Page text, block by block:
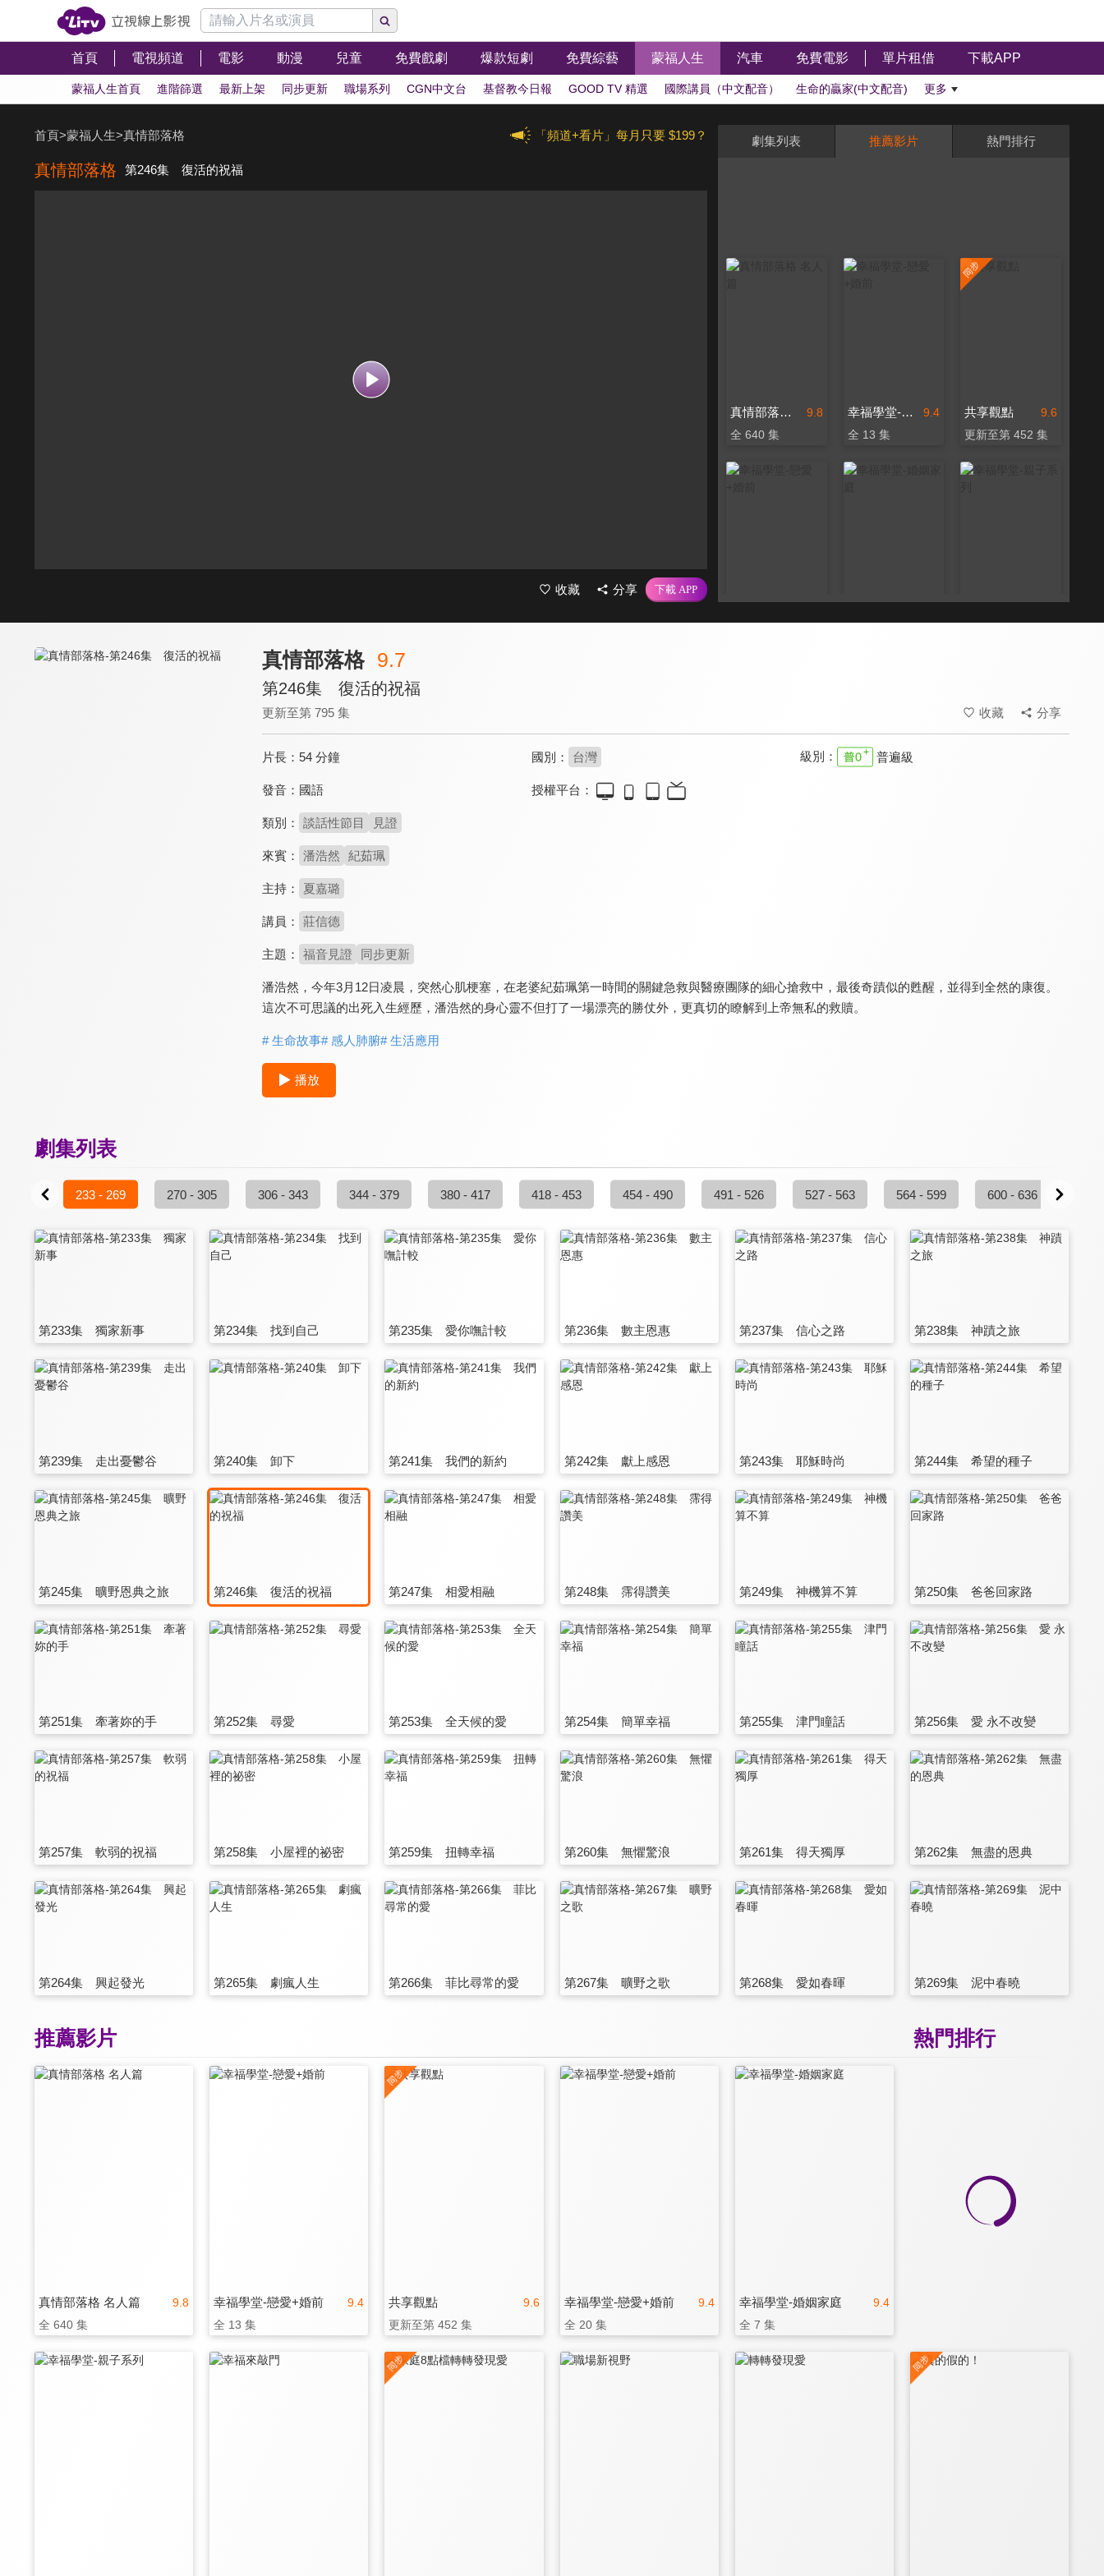
首頁 電視頻道 電影 動漫 兒童 免費戲劇 爆款短劇 免費綜藝 蒙福人生 汽車 免費電影 單片租借 下載APP
蒙福人生首頁 進階篩選 最新上架 同步更新 職場系列 CGN中文台 基督教今日報 GOOD TV 精選 國際講員（中文配音） 生命的贏家(中文配音) 更多
「頻道+看片」每月只要 $199？
首頁>蒙福人生>真情部落格
真情部落格 第246集 復活的祝福
收藏 分享
劇集列表 推薦影片 熱門排行
9.8
真情部落格 名人篇
全 640 集
9.4
幸福學堂-戀愛+婚前
全 13 集
9.6
共享觀點
更新至第 452 集
真情部落格 9.7
第246集 復活的祝福
更新至第 795 集 收藏 分享
片長： 54 分鐘 國別： 台灣 級別： 普遍級
發音： 國語 授權平台：
類別： 談話性節目 見證
來賓： 潘浩然 紀茹珮
主持： 夏嘉璐
講員： 莊信德
主題： 福音見證 同步更新
潘浩然，今年3月12日凌晨，突然心肌梗塞，在老婆紀茹珮第一時間的關鍵急救與醫療團隊的細心搶救中，最後奇蹟似的甦醒，並得到全然的康復。
這次不可思議的出死入生經歷，潘浩然的身心靈不但打了一場漂亮的勝仗外，更真切的瞭解到上帝無私的救贖。
# 生命故事# 感人肺腑# 生活應用
播放
劇集列表
233 - 269 270 - 305 306 - 343 344 - 379 380 - 417 418 - 453 454 - 490 491 - 526 527 - 563 564 - 599 600 - 636
第233集 獨家新事 第234集 找到自己 第235集 愛你嘸計較 第236集 數主恩惠 第237集 信心之路 第238集 神蹟之旅
第239集 走出憂鬱谷 第240集 卸下 第241集 我們的新約 第242集 獻上感恩 第243集 耶穌時尚 第244集 希望的種子
第245集 曠野恩典之旅 第246集 復活的祝福 第247集 相愛相融 第248集 霈得讚美 第249集 神機算不算 第250集 爸爸回家路
第251集 牽著妳的手 第252集 尋愛 第253集 全天候的愛 第254集 簡單幸福 第255集 津門瞳話 第256集 愛 永不改變
第257集 軟弱的祝福 第258集 小屋裡的祕密 第259集 扭轉幸福 第260集 無懼驚浪 第261集 得天獨厚 第262集 無盡的恩典
第264集 興起發光 第265集 劇瘋人生 第266集 菲比尋常的愛 第267集 曠野之歌 第268集 愛如春暉 第269集 泥中春曉
熱門排行
推薦影片
9.8
真情部落格 名人篇
全 640 集
9.4
幸福學堂-戀愛+婚前
全 13 集
9.6
共享觀點
更新至第 452 集
9.4
幸福學堂-戀愛+婚前
全 20 集
9.4
幸福學堂-婚姻家庭
全 7 集